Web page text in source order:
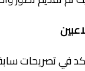
في تصريحات